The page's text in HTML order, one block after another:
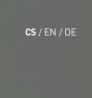
CS EN DE